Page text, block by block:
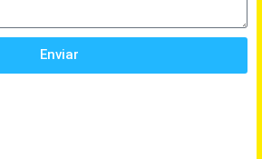
Enviar